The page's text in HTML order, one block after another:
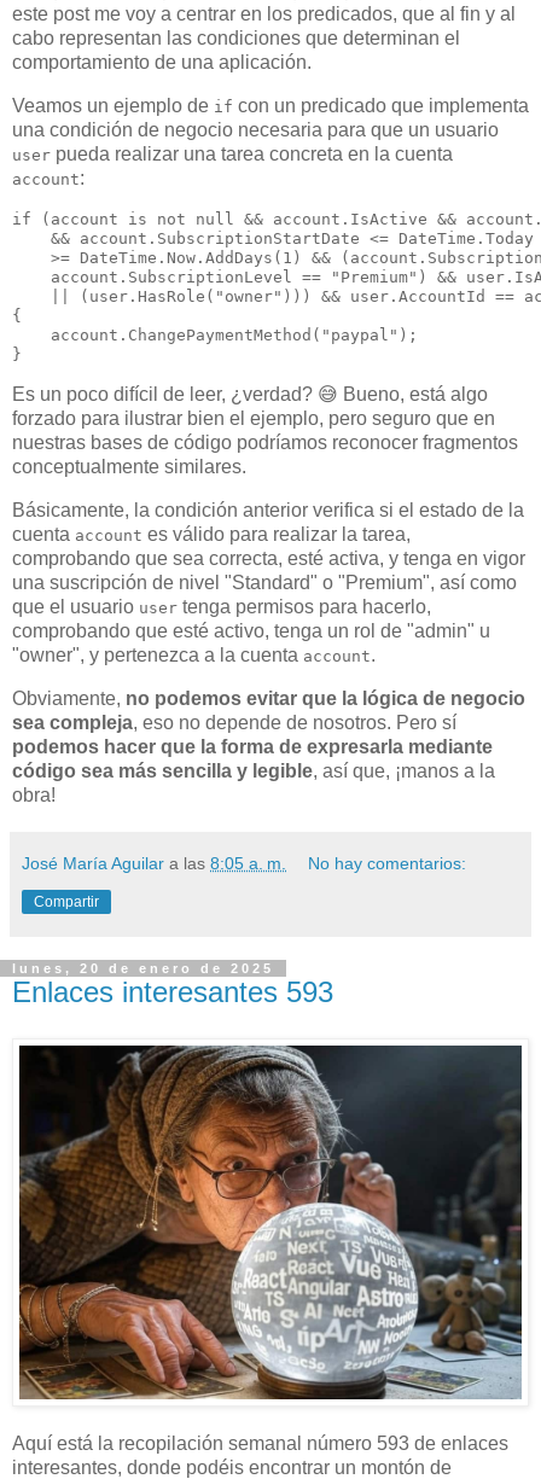
este post me voy a centrar en los predicados, que al fin y al
cabo representan las condiciones que determinan el
comportamiento de una aplicación.
Veamos un ejemplo de if con un predicado que implementa
una condición de negocio necesaria para que un usuario
user pueda realizar una tarea concreta en la cuenta
account:
if (account is not null && account.IsActive &&
&& account.SubscriptionStartDate <=
>= DateTime.Now.AddDays(1) &&
account.SubscriptionLevel == "Premium") &&
|| (user.HasRole("owner"))) && user.AccountId ==
{
    account.ChangePaymentMethod("paypal");
Es un poco difícil de leer, ¿verdad? 😅 Bueno, está algo
forzado para ilustrar bien el ejemplo, pero seguro que en
nuestras bases de código podríamos reconocer fragmentos
conceptualmente similares.
Básicamente, la condición anterior verifica si el estado de la
cuenta account es válido para realizar la tarea,
comprobando que sea correcta, esté activa, y tenga en vigor
una suscripción de nivel "Standard" o "Premium", así como
que el usuario user tenga permisos para hacerlo,
comprobando que esté activo, tenga un rol de "admin" u
"owner", y pertenezca a la cuenta account.
Obviamente, no podemos evitar que la lógica de negocio
sea compleja, eso no depende de nosotros. Pero sí
podemos hacer que la forma de expresarla mediante
código sea más sencilla y legible, así que, ¡manos a la
obra!
José María Aguilar a las 8:05 a. m. No hay comentarios:
Compartir
lunes, 20 de enero de 2025
Enlaces interesantes 593
Aquí está la recopilación semanal número 593 de enlaces
interesantes, donde podéis encontrar un montón de